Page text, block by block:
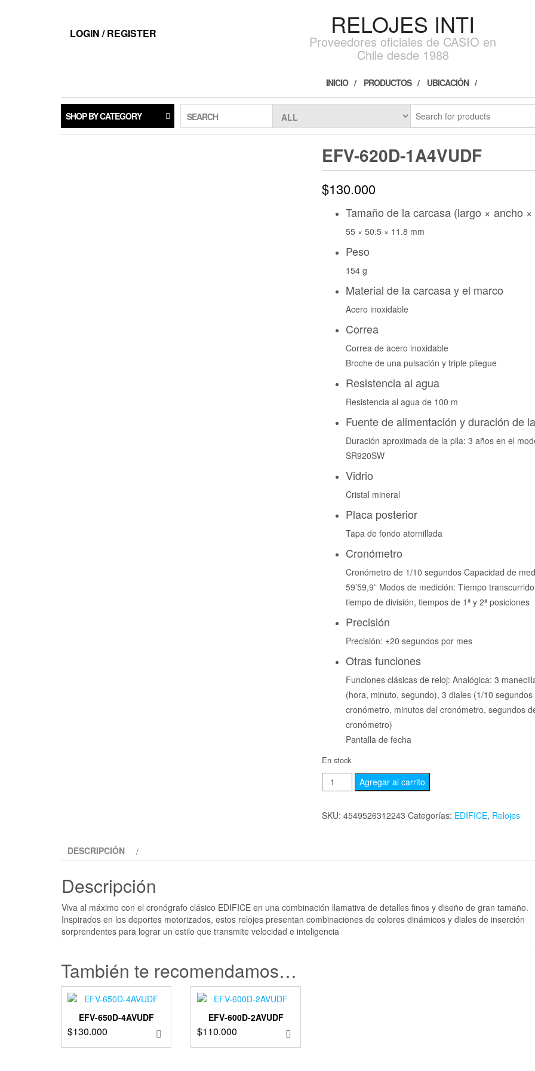
RELOJES INTI
Proveedores oficiales de CASIO en
Chile desde 1988
LOGIN / REGISTER
INICIO PRODUCTOS UBICACIÓN
SHOP BY CATEGORY SEARCH
EFV-620D-1A4VUDF
$130.000
Tamaño de la carcasa (largo × ancho
55 × 50.5 × 11.8 mm
Peso
154 g
Material de la carcasa y el marco
Acero inoxidable
Correa
Correa de acero inoxidable
Broche de una pulsación y triple pliegue
Resistencia al agua
Resistencia al agua de 100 m
Fuente de alimentación y duración de
Duración aproximada de la pila: 3 años en el
SR920SW
Vidrio
Cristal mineral
Placa posterior
Tapa de fondo atornillada
Cronómetro
Cronómetro de 1/10 segundos Capacidad de
59’59,9” Modos de medición: Tiempo
tiempo de división, tiempos de 1ª y 2ª posiciones
Precisión
Precisión: ±20 segundos por mes
Otras funciones
Funciones clásicas de reloj: Analógica: 3
(hora, minuto, segundo), 3 diales (1/10 segundos
cronómetro, minutos del cronómetro, segundos
cronómetro)
Pantalla de fecha
En stock
Agregar al carrito
SKU: 4549526312243 Categorías: EDIFICE, Relojes
DESCRIPCIÓN
Descripción
Viva al máximo con el cronógrafo clásico EDIFICE en una combinación llamativa de detalles finos y diseño de gran tamaño.
Inspirados en los deportes motorizados, estos relojes presentan combinaciones de colores dinámicos y diales de inserción
sorprendentes para lograr un estilo que transmite velocidad e inteligencia
También te recomendamos…
EFV-650D-4AVUDF
$130.000
EFV-600D-2AVUDF
$110.000